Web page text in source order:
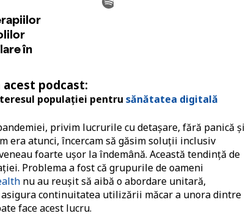
podcast:
populaţiei pentru sănătatea digitală
privim lucrurile cu detașare, fără panică și
era atunci, încercam să găsim soluții inclusiv
foarte ușor la îndemână. Această tendință de
Problema a fost că grupurile de oameni
nu au reușit să aibă o abordare unitară,
continuitatea utilizării măcar a unora dintre
face acest lucru.